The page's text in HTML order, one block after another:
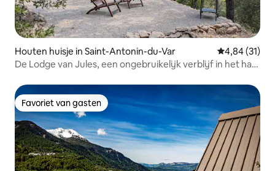
Houten huisje in Saint-Antonin-du-Var Gemiddelde
4,84 (31)
De Lodge van Jules, een ongebruikelijk verblijf in het hart
Favoriet van gasten
Favoriet van gasten